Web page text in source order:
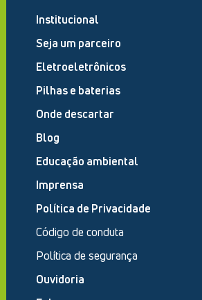
Institucional
Seja um parceiro
Eletroeletrônicos
Pilhas e baterias
Onde descartar
Blog
Educação ambiental
Imprensa
Política de Privacidade
Código de conduta
Política de segurança
Ouvidoria